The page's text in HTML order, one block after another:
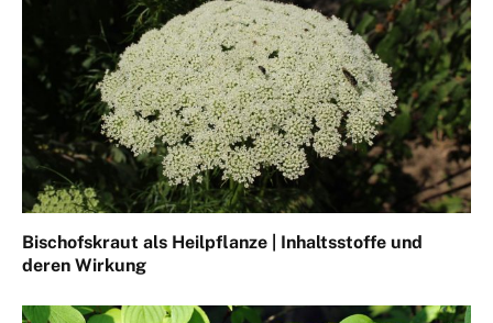
Bischofskraut als Heilpflanze | Inhaltsstoffe und
deren Wirkung